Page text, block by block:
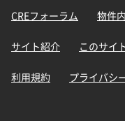
CREフォーラム 物件
サイト紹介 このサイ
利用規約 プライバシ